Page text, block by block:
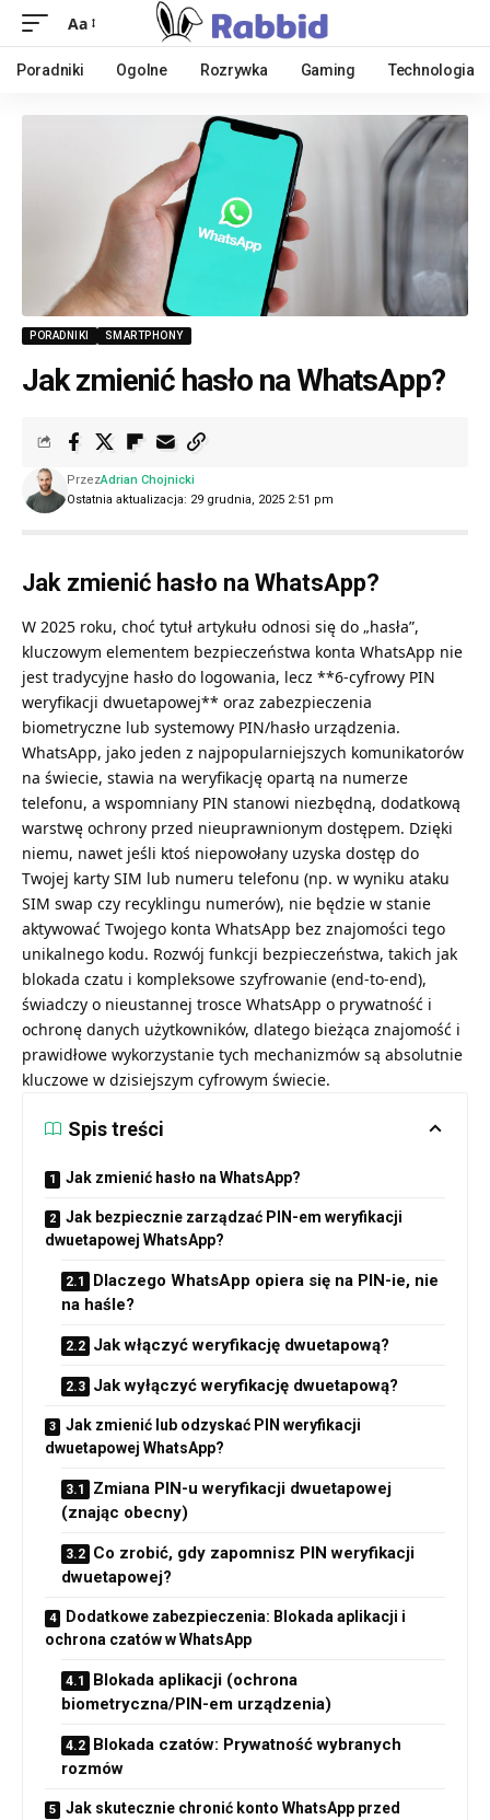
Aa
Poradniki Ogolne Rozrywka Gaming Technologia
PORADNIKI SMARTPHONY
Jak zmienić hasło na WhatsApp?
Ostatnia aktualizacja: 29 grudnia, 2025 2:51 pm
PrzezAdrian Chojnicki
Jak zmienić hasło na WhatsApp?
W 2025 roku, choć tytuł artykułu odnosi się do „hasła”,
kluczowym elementem bezpieczeństwa konta WhatsApp nie
jest tradycyjne hasło do logowania, lecz **6-cyfrowy PIN
weryfikacji dwuetapowej** oraz zabezpieczenia
biometryczne lub systemowy PIN/hasło urządzenia.
WhatsApp, jako jeden z najpopularniejszych komunikatorów
na świecie, stawia na weryfikację opartą na numerze
telefonu, a wspomniany PIN stanowi niezbędną, dodatkową
warstwę ochrony przed nieuprawnionym dostępem. Dzięki
niemu, nawet jeśli ktoś niepowołany uzyska dostęp do
Twojej karty SIM lub numeru telefonu (np. w wyniku ataku
SIM swap czy recyklingu numerów), nie będzie w stanie
aktywować Twojego konta WhatsApp bez znajomości tego
unikalnego kodu. Rozwój funkcji bezpieczeństwa, takich jak
blokada czatu i kompleksowe szyfrowanie (end-to-end),
świadczy o nieustannej trosce WhatsApp o prywatność i
ochronę danych użytkowników, dlatego bieżąca znajomość i
prawidłowe wykorzystanie tych mechanizmów są absolutnie
kluczowe w dzisiejszym cyfrowym świecie.
Spis treści
Jak zmienić hasło na WhatsApp?
Jak bezpiecznie zarządzać PIN-em weryfikacji
dwuetapowej WhatsApp?
Dlaczego WhatsApp opiera się na PIN-ie, nie
na haśle?
Jak włączyć weryfikację dwuetapową?
Jak wyłączyć weryfikację dwuetapową?
Jak zmienić lub odzyskać PIN weryfikacji
dwuetapowej WhatsApp?
Zmiana PIN-u weryfikacji dwuetapowej
(znając obecny)
Co zrobić, gdy zapomnisz PIN weryfikacji
dwuetapowej?
Dodatkowe zabezpieczenia: Blokada aplikacji i
ochrona czatów w WhatsApp
Blokada aplikacji (ochrona
biometryczna/PIN-em urządzenia)
Blokada czatów: Prywatność wybranych
rozmów
Jak skutecznie chronić konto WhatsApp przed